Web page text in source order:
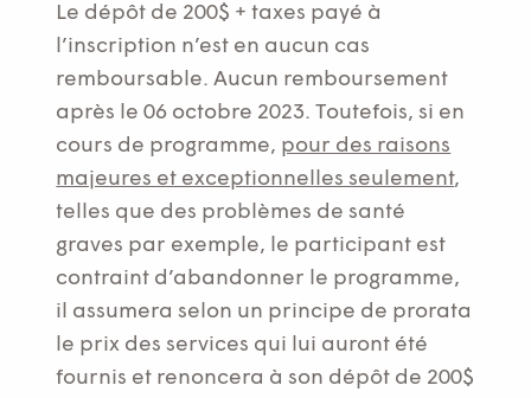
Le dépôt de 200$ + taxes payé à
l’inscription n’est en aucun cas
remboursable. Aucun remboursement
après le 06 octobre 2023. Toutefois, si en
cours de programme, pour des raisons
majeures et exceptionnelles seulement,
telles que des problèmes de santé
graves par exemple, le participant est
contraint d’abandonner le programme,
il assumera selon un principe de prorata
le prix des services qui lui auront été
fournis et renoncera à son dépôt de 200$